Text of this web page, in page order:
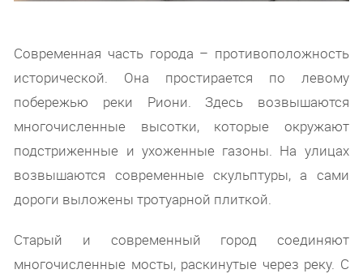
Современная часть города – противоположность
исторической. Она простирается по левому
побережью реки Риони. Здесь возвышаются
многочисленные высотки, которые окружают
подстриженные и ухоженные газоны. На улицах
возвышаются современные скульптуры, а сами
дороги выложены тротуарной плиткой.
Старый и современный город соединяют
многочисленные мосты, раскинутые через реку. С